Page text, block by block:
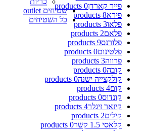
שטיחים outlet
כל השטיחים
פייר קארדן0 products
פירא8 products
פלאו3 products
פלאם2 products
פלורנס9 products
פלטינום0 products
פרווה3 products
קובה0 products
קולקצייה ישנה0 products
קום4 products
קונדוס0 products
קיזאר זיגלר4 products
קילים2 products
קלאסי 1.5 קשר
0 products